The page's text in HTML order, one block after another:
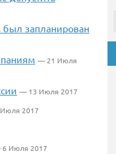
был запланирован
— 21 Июля
— 13 Июля 2017
2017
Июля 2017